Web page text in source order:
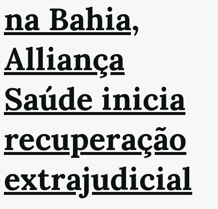
na Bahia,
Alliança
Saúde inicia
recuperação
extrajudicial